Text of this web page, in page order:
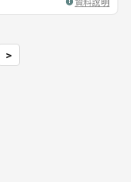
>